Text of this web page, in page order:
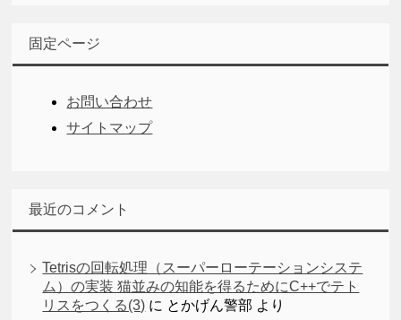
固定ページ
お問い合わせ
サイトマップ
最近のコメント
Tetrisの回転処理（スーパーローテーションシステ
ム）の実装 猫並みの知能を得るためにC++でテト
リスをつくる(3) に とかげん警部 より